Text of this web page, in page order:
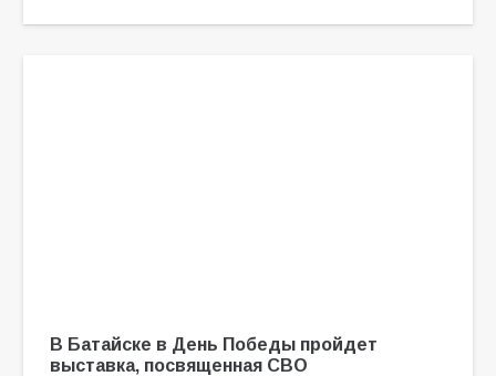
В Батайске в День Победы пройдет
выставка, посвященная СВО